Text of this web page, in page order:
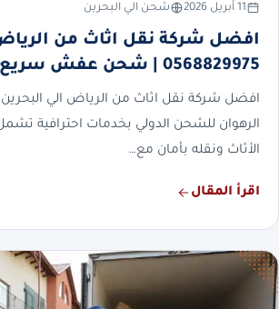
11 أبريل 2026 شحن الي البحرين
افضل شركة نقل اثاث من
0568829975 | شحن عفش سريع وآمن
افضل شركة نقل اثاث من الرياض الي
الرهوان للشحن الدولي بخدمات احترافية
الأثاث ونقله بأمان مع…
اقرأ المقال